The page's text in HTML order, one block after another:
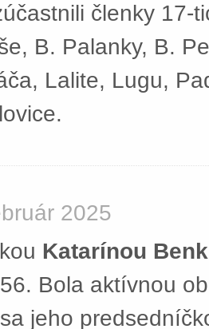
členky 17-
B. Palanky, B.
Lalite, Lugu,
2025
Katarínou
Bola aktívnou
jeho